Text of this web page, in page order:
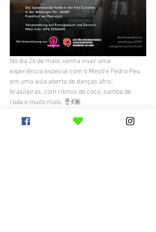
No dia 26 de maio, venha viver uma
experiência especial com o Mestre Pedro Peu
em uma aula aberta de danças afro-
brasileiras, com ritmos de coco, samba de
roda e muito mais. 🪘💃🏾
música, do movimento e da ancestralidade em